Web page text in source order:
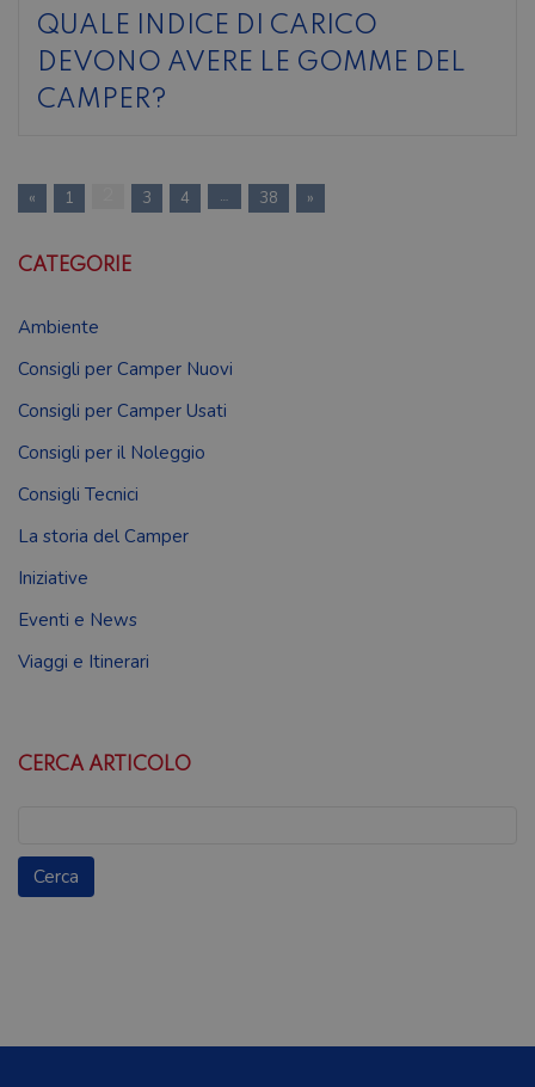
QUALE INDICE DI CARICO
DEVONO AVERE LE GOMME DEL
CAMPER?
« 1 3 4 38 »
CATEGORIE
Ambiente
Consigli per Camper Nuovi
Consigli per Camper Usati
Consigli per il Noleggio
Consigli Tecnici
Eventi e News
Iniziative
La storia del Camper
Viaggi e Itinerari
CERCA ARTICOLO